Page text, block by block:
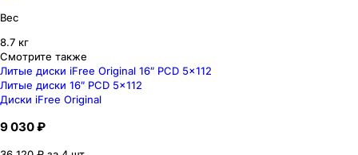
Вес
8.7 кг
Смотрите также
Литые диски iFree Original 16″ PCD 5x112
Литые диски 16″ PCD 5x112
Диски iFree Original
9 030 ₽